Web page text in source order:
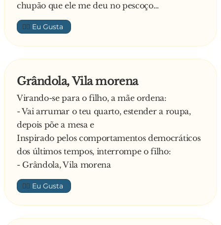
chupão que ele me deu no pescoço…
👍🏼
Grândola, Vila morena
Virando-se para o filho, a mãe ordena:
- Vai arrumar o teu quarto, estender a roupa,
depois põe a mesa e
Inspirado pelos comportamentos democráticos
dos últimos tempos, interrompe o filho:
- Grândola, Vila morena
👍🏼